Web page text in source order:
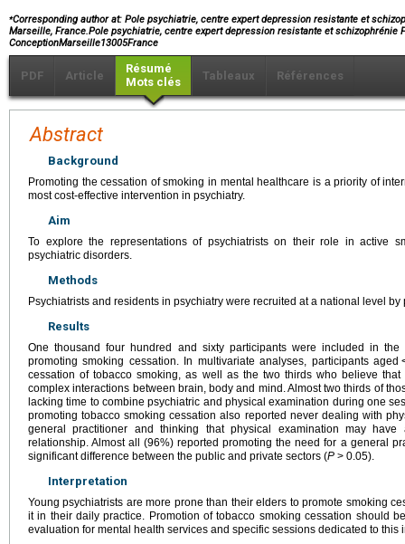
⁎Corresponding author at: Pole psychiatrie, centre expert depression resistante et
Marseille, France.Pole psychiatrie, centre expert depression resistante et schizophrénie
ConceptionMarseille13005France
PDF Article
Résumé
Mots clés
Tableaux Références
Abstract
Background
Promoting the cessation of smoking in mental healthcare is a priority of
most cost-effective intervention in psychiatry.
Aim
To explore the representations of psychiatrists on their role in active
psychiatric disorders.
Methods
Psychiatrists and residents in psychiatry were recruited at a national level
Results
One thousand four hundred and sixty participants were included in
promoting smoking cessation. In multivariate analyses, participants aged
cessation of tobacco smoking, as well as the two thirds who believe
complex interactions between brain, body and mind. Almost two thirds of
lacking time to combine psychiatric and physical examination during one
promoting tobacco smoking cessation also reported never dealing with
general practitioner and thinking that physical examination may
relationship. Almost all (96%) reported promoting the need for a general
significant difference between the public and private sectors (P > 0.05).
Interpretation
Young psychiatrists are more prone than their elders to promote smoking
it in their daily practice. Promotion of tobacco smoking cessation should
evaluation for mental health services and specific sessions dedicated to this